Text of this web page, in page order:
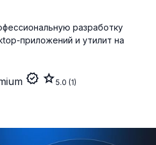
разработку
приложений и утилит на
verified star5.0 (1)